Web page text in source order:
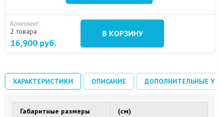
Комплект:
2 товара
16,900 руб.
В КОРЗИНУ
ХАРАКТЕРИСТИКИ ОПИСАНИЕ ДОПОЛНИТЕЛЬНЫЕ
Габаритные размеры (см)